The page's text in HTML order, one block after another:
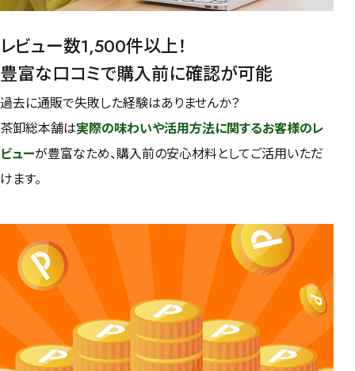
レビュー数1,500件以上！
豊富な口コミで購入前に確認が可能
過去に通販で失敗した経験はありませんか？
茶卸総本舗は実際の味わいや活用方法に関するお客様のレ
ビューが豊富なため、購入前の安心材料としてご活用いただ
けます。